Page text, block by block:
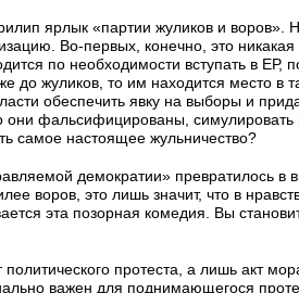
ярлык «партии жуликов и воров».
Во-первых, конечно, это
по необходимости вступать в ЕР,
до жуликов, то им находится место в
обеспечить явку на выборы и
они фальсифицированы, симулировать
самое настоящее жульничество?
демократии» превратилось
воров, это лишь значит, что в
эта позорная комедия. Вы
политического протеста, а лишь акт
важен для поднимающегося